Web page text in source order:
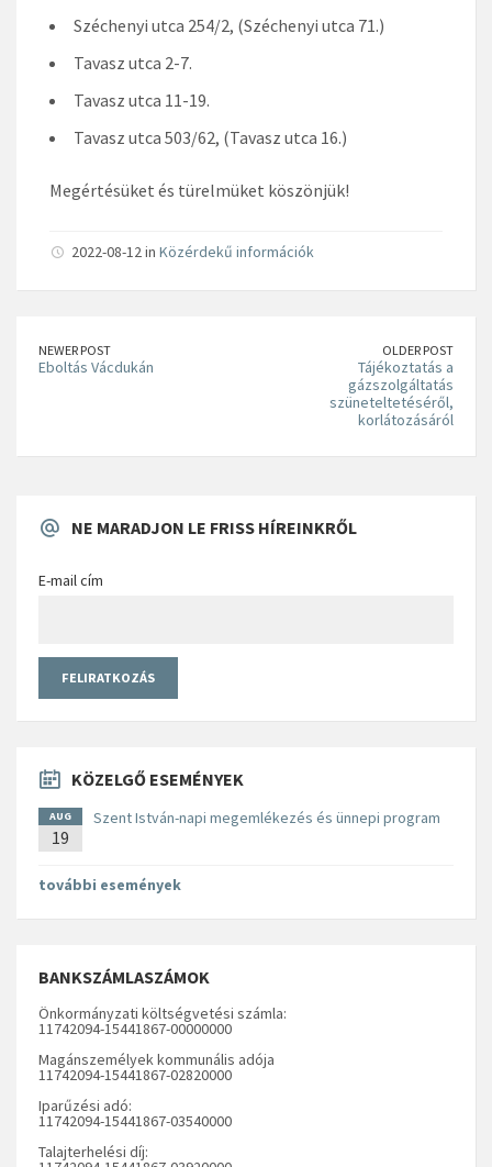
Széchenyi utca 254/2, (Széchenyi utca 71.)
Tavasz utca 2-7.
Tavasz utca 11-19.
Tavasz utca 503/62, (Tavasz utca 16.)
Megértésüket és türelmüket köszönjük!
2022-08-12 in Közérdekű információk
NEWER POST
Eboltás Vácdukán
OLDER POST
Tájékoztatás a
gázszolgáltatás
szüneteltetéséről,
korlátozásáról
NE MARADJON LE FRISS HÍREINKRŐL
E-mail cím
KÖZELGŐ ESEMÉNYEK
AUG
19
Szent István-napi megemlékezés és ünnepi program
további események
BANKSZÁMLASZÁMOK
Önkormányzati költségvetési számla:
11742094-15441867-00000000
Magánszemélyek kommunális adója
11742094-15441867-02820000
Iparűzési adó:
11742094-15441867-03540000
Talajterhelési díj: